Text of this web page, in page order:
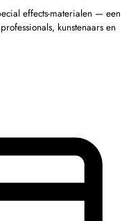
effects-materialen — een
kunstenaars en